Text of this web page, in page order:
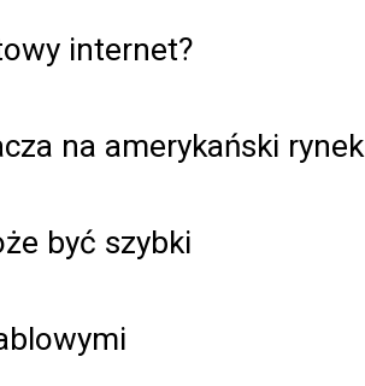
internet?
na amerykański rynek
być szybki